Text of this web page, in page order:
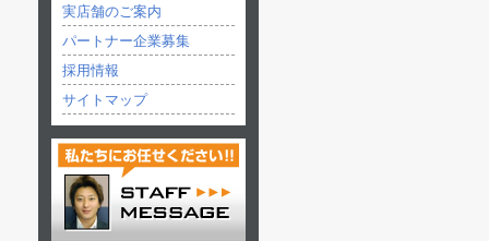
実店舗のご案内
パートナー企業募集
採用情報
サイトマップ